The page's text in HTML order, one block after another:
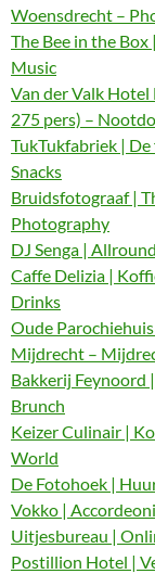
Woensdrecht –
The Bee in the Box
Music
Van der Valk
275 pers) –
TukTukfabriek |
Snacks
Bruidsfotograaf |
Photography
DJ Senga |
Caffe Delizia |
Drinks
Oude
Mijdrecht –
Bakkerij Feynoord
Brunch
Keizer Culinair |
World
De Fotohoek |
Vokko |
Uitjesbureau |
Postillion Hotel |